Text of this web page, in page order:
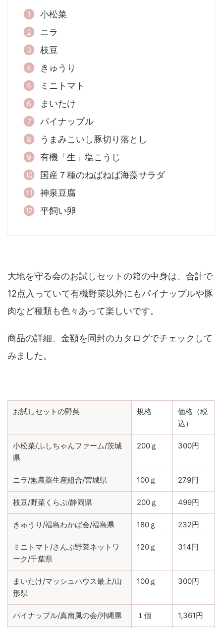
小松菜
ニラ
枝豆
きゅうり
ミニトマト
まいたけ
パイナップル
うまみこいし豚切り落とし
有機「生」塩こうじ
国産７種のねばねば海藻サラダ
神泉豆腐
平飼い卵
大地を守る会のお試しセットの箱の中身は、合計で
12点入っていて有機野菜以外にもパイナップルや豚
肉など種類も色々あって楽しいです。
商品の詳細、金額を同封のカタログでチェックして
みました。
お試しセットの野菜 規格
価格（税
込）
小松菜/ふしちゃんファーム/茨城
県
200ｇ 300円
ニラ/無農薬生産組合/宮城県 100ｇ 279円
枝豆/野菜くらぶ/静岡県 200ｇ 499円
きゅうり/福島わかば会/福島県 180ｇ 232円
ミニトマト/さんぶ野菜ネットワ
ーク/千葉県
120ｇ 314円
まいたけ/マッシュハウス最上/山
形県
100ｇ 300円
パイナップル/真南風の会/沖縄県 １個 1,361円